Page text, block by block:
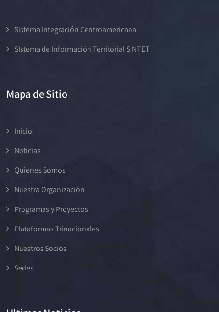
Sistema Integración Centroamericana
SIstema de Información Territorial SINTET
Mapa de Sitio
Inicio
Noticias
Quienes Somos
Nuestra Organización
Programas y Proyectos
Plataformas Trinacionales
Nuestros Socios
Sedes